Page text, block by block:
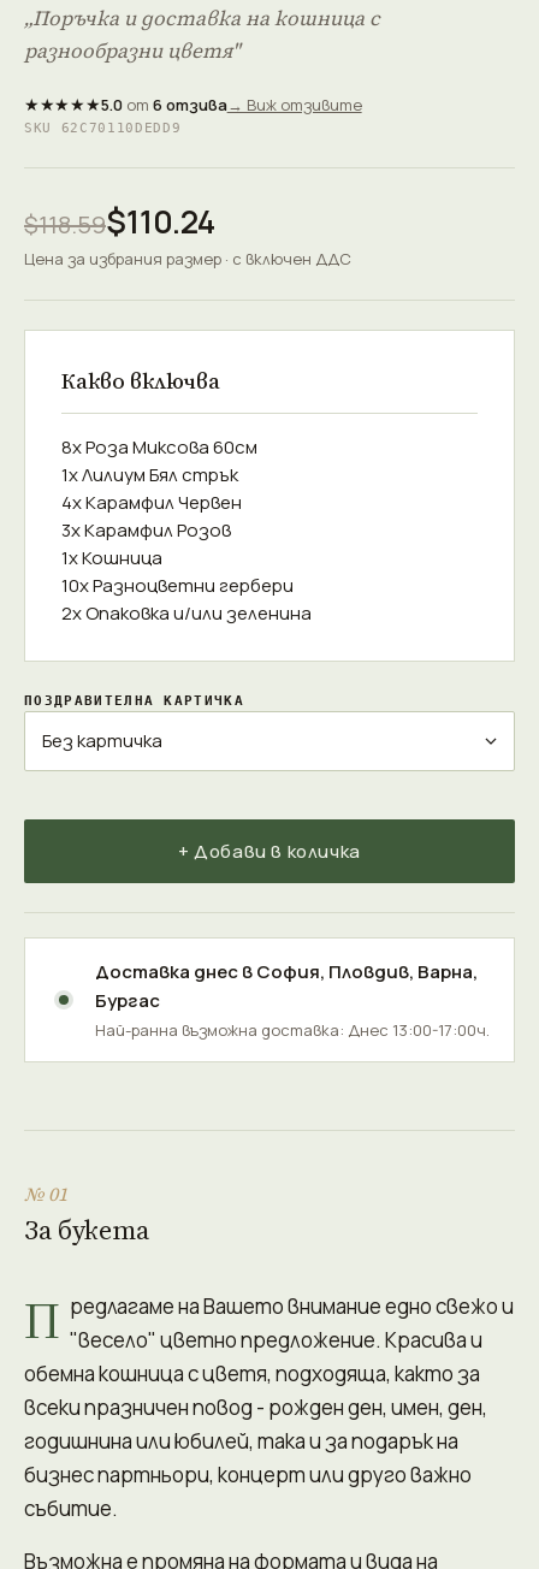
„Поръчка и доставка на кошница с
разнообразни цветя"
★★★★★5.0от 6 отзива→ Виж отзивите
SKU 62C70110DEDD9
$118.59$110.24
Цена за избрания размер · с включен ДДС
Какво включва
8x Роза Миксова 60см
1x Лилиум Бял стрък
4x Карамфил Червен
3x Карамфил Розов
1x Кошница
10x Разноцветни гербери
2x Опаковка и/или зеленина
ПОЗДРАВИТЕЛНА КАРТИЧКА
+ Добави в количка
Доставка днес вСофия, Пловдив, Варна,
Бургас
Най-ранна възможна доставка: Днес 13:00-17:00ч.
№ 01
За букета
П редлагаме на Вашето внимание едно свежо и
"весело" цветно предложение. Красива и
обемна кошница с цветя, подходяща, както за
всеки празничен повод - рожден ден, имен, ден,
годишнина или юбилей, така и за подарък на
бизнес партньори, концерт или друго важно
събитие.
Възможна е промяна на формата и вида на